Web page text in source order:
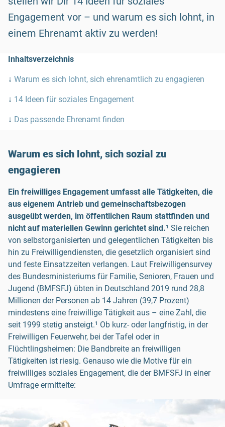
Engagement vor – und warum es sich lohnt, in
einem Ehrenamt aktiv zu werden!
Inhaltsverzeichnis
↓ Warum es sich lohnt, sich ehrenamtlich zu engagieren
↓ 14 Ideen für soziales Engagement
↓ Das passende Ehrenamt finden
Warum es sich lohnt, sich sozial zu
engagieren
Ein freiwilliges Engagement umfasst alle Tätigkeiten, die
aus eigenem Antrieb und gemeinschaftsbezogen
ausgeübt werden, im öffentlichen Raum stattfinden und
nicht auf materiellen Gewinn gerichtet sind.¹ Sie reichen
von selbstorganisierten und gelegentlichen Tätigkeiten bis
hin zu Freiwilligendiensten, die gesetzlich organisiert sind
und feste Einsatzzeiten verlangen. Laut Freiwilligensurvey
des Bundesministeriums für Familie, Senioren, Frauen und
Jugend (BMFSFJ) übten in Deutschland 2019 rund 28,8
Millionen der Personen ab 14 Jahren (39,7 Prozent)
mindestens eine freiwillige Tätigkeit aus – eine Zahl, die
seit 1999 stetig ansteigt.¹ Ob kurz- oder langfristig, in der
Freiwilligen Feuerwehr, bei der Tafel oder in
Flüchtlingsheimen: Die Bandbreite an freiwilligen
Tätigkeiten ist riesig. Genauso wie die Motive für ein
freiwilliges soziales Engagement, die der BMFSFJ in einer
Umfrage ermittelte: